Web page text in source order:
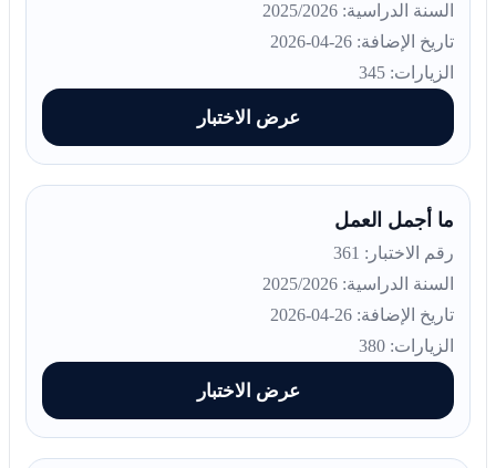
السنة الدراسية: 2025/2026
تاريخ الإضافة: 26-04-2026
الزيارات: 345
عرض الاختبار
ما أجمل العمل
رقم الاختبار: 361
السنة الدراسية: 2025/2026
تاريخ الإضافة: 26-04-2026
الزيارات: 380
عرض الاختبار